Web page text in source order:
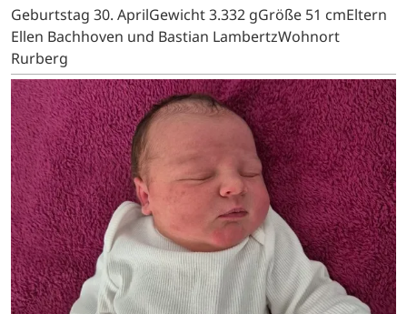
Geburtstag 30. AprilGewicht 3.332 gGröße 51 cmEltern
Ellen Bachhoven und Bastian LambertzWohnort
Rurberg